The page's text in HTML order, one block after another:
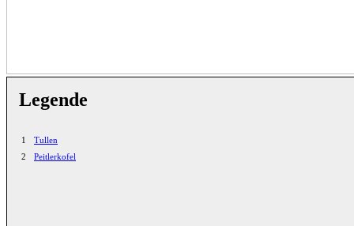
Legende
1
Tullen
2
Peitlerkofel